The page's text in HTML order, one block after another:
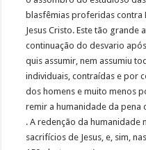
blasfêmias proferidas contra
Jesus Cristo. Este tão grande
continuação do desvario
quis assumir, nem assumiu
individuais, contraídas e por
dos homens e muito menos
remir a humanidade da
. A redenção da humanidade
sacrifícios de Jesus, e, sim,